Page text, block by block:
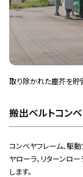
取り除かれた塵芥を貯
搬出ベルトコン
コンベヤフレーム、駆動
ヤローラ、リターンロ
します。